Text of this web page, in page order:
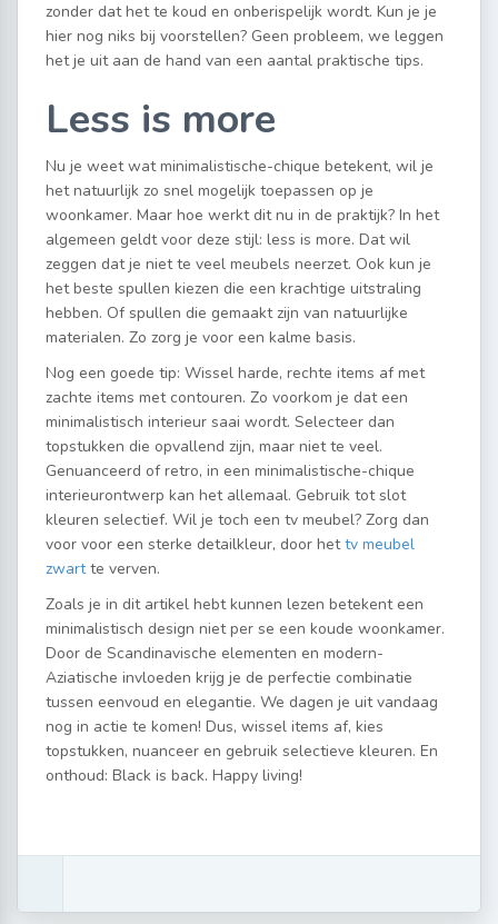
zonder dat het te koud en onberispelijk wordt. Kun je je
hier nog niks bij voorstellen? Geen probleem, we leggen
het je uit aan de hand van een aantal praktische tips.
Less is more
Nu je weet wat minimalistische-chique betekent, wil je
het natuurlijk zo snel mogelijk toepassen op je
woonkamer. Maar hoe werkt dit nu in de praktijk? In het
algemeen geldt voor deze stijl: less is more. Dat wil
zeggen dat je niet te veel meubels neerzet. Ook kun je
het beste spullen kiezen die een krachtige uitstraling
hebben. Of spullen die gemaakt zijn van natuurlijke
materialen. Zo zorg je voor een kalme basis.
Nog een goede tip: Wissel harde, rechte items af met
zachte items met contouren. Zo voorkom je dat een
minimalistisch interieur saai wordt. Selecteer dan
topstukken die opvallend zijn, maar niet te veel.
Genuanceerd of retro, in een minimalistische-chique
interieurontwerp kan het allemaal. Gebruik tot slot
kleuren selectief. Wil je toch een tv meubel? Zorg dan
voor voor een sterke detailkleur, door hettv meubel
zwartte verven.
Zoals je in dit artikel hebt kunnen lezen betekent een
minimalistisch design niet per se een koude woonkamer.
Door de Scandinavische elementen en modern-
Aziatische invloeden krijg je de perfectie combinatie
tussen eenvoud en elegantie. We dagen je uit vandaag
nog in actie te komen! Dus, wissel items af, kies
topstukken, nuanceer en gebruik selectieve kleuren. En
onthoud: Black is back. Happy living!